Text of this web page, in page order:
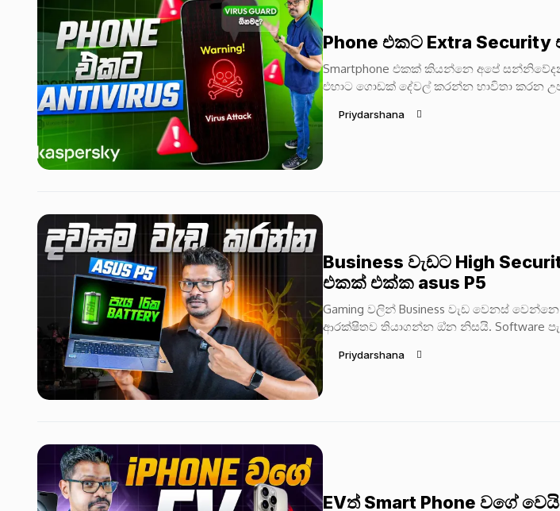
Phone එකට Extra
Smartphone එකක් කියන්නෙ අපේ
එහාට ගොඩක් දේවල් කරන්න භාවිතා කරන
Priydarshana
Business වැඩට High
එකක් එක්ක asus P5
Gaming වලින් Business වැඩ වෙනස් වෙන්නෙ
ආරක්ෂිතව තියාගන්න ඔ්න නිසයි. Software
Priydarshana
EVත් Smart Phone වගේ